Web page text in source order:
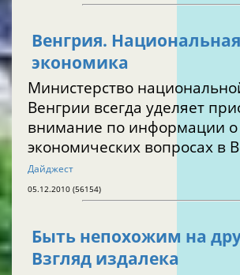
Венгрия. Национальная
экономика
Министерство
Венгрии всегда уделяет
внимание по информации
экономических вопросах в
Дайджест
05.12.2010 (56154)
Быть непохожим на
Взгляд издалека